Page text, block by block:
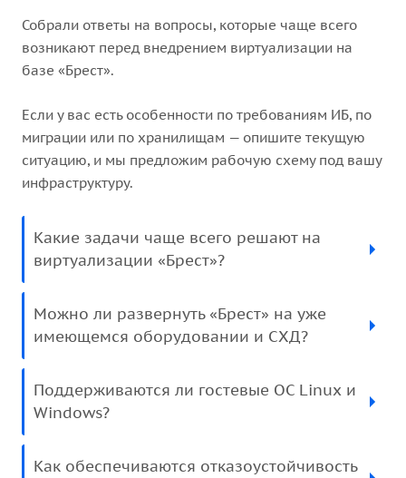
Собрали ответы на вопросы, которые чаще всего
возникают перед внедрением виртуализации на
базе «Брест».
Если у вас есть особенности по требованиям ИБ, по
миграции или по хранилищам — опишите текущую
ситуацию, и мы предложим рабочую схему под вашу
инфраструктуру.
Какие задачи чаще всего решают на
виртуализации «Брест»?
Можно ли развернуть «Брест» на уже
имеющемся оборудовании и СХД?
Поддерживаются ли гостевые ОС Linux и
Windows?
Как обеспечиваются отказоустойчивость